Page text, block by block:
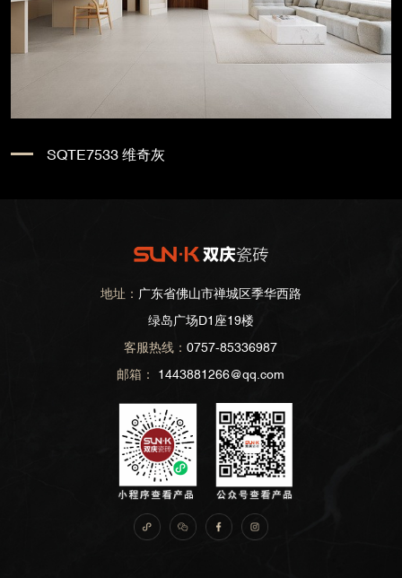
SQTE7533 维奇灰
地址： 广东省佛山市禅城区季华西路
绿岛广场D1座19楼
客服热线：0757-85336987
邮箱： 1443881266@qq.com